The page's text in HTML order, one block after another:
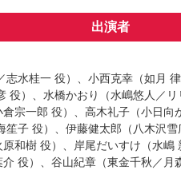
出演者
志水桂一 役）、小西克幸（如月
役）、水橋かおり（水嶋悠人／
宗一郎 役）、高木礼子（小日向
笙子 役）、伊藤健太郎（八木沢
和樹 役）、岸尾だいすけ（水嶋
介 役）、谷山紀章（東金千秋／